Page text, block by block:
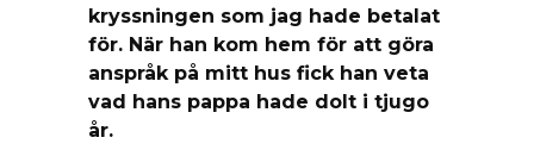
kryssningen som jag hade betalat
för. När han kom hem för att göra
anspråk på mitt hus fick han veta
vad hans pappa hade dolt i tjugo
år.